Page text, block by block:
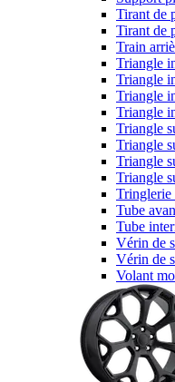
Tirant de
Tirant de
Train
Triangle
Triangle
Triangle
Triangle
Triangle
Triangle
Triangle
Triangle
Tringlerie
Tube
Tube
Vérin de
Vérin de
Volant